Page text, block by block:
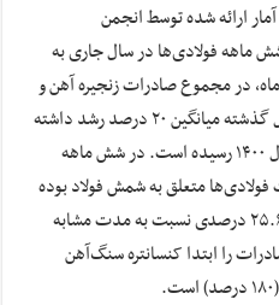
ارائه شده توسط انجمن
شش ماهه فولادی‌ها در سال جاری به
ماه، در مجموع صادرات زنجیره آهن و
فولاد ایران نسبت به مدت مشابه سال گذشته میانگین ٢٠ درصد رشد داشته
است اما تقریباً به سطح شش ماهه سال ۱۴۰۰ رسیده است. در شش ماهه
متعلق به شمش فولاد بوده
که سه میلیون و ۶٩٠ هزار تن با رشد ٢۵.۶ درصدی نسبت به مدت مشابه
را ابتدا کنسانتره سنگ‌آهن